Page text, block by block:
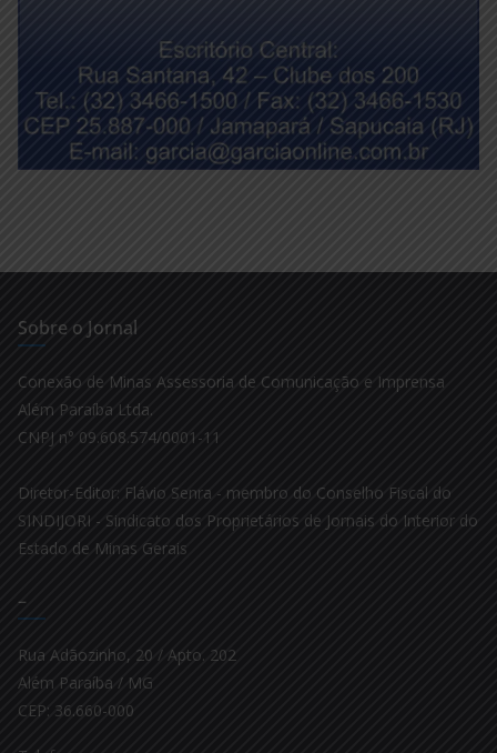
Sobre o Jornal
Conexão de Minas Assessoria de Comunicação e Imprensa
Além Paraíba Ltda.
CNPJ n° 09.608.574/0001-11
Diretor-Editor: Flávio Senra - membro do Conselho Fiscal do
SINDIJORI - Sindicato dos Proprietários de Jornais do Interior do
Estado de Minas Gerais
–
Rua Adãozinho, 20 / Apto. 202
Além Paraíba / MG
CEP: 36.660-000